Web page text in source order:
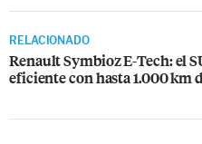
RELACIONADO
Renault Symbioz E-Tech: el
eficiente con hasta 1.000 km